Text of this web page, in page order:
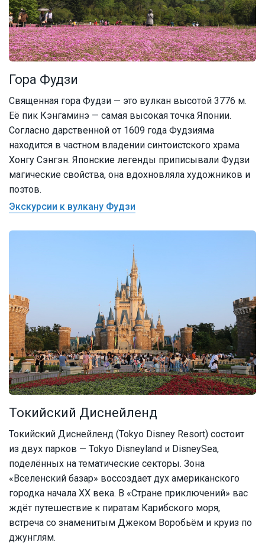
Гора Фудзи
Священная гора Фудзи — это вулкан высотой 3776 м.
Её пик Кэнгаминэ — самая высокая точка Японии.
Согласно дарственной от 1609 года Фудзияма
находится в частном владении синтоистского храма
Хонгу Сэнгэн. Японские легенды приписывали Фудзи
магические свойства, она вдохновляла художников и
поэтов.
Экскурсии к вулкану Фудзи
Токийский Диснейленд
Токийский Диснейленд (Tokyo Disney Resort) состоит
из двух парков — Tokyo Disneyland и DisneySea,
поделённых на тематические секторы. Зона
«Вселенский базар» воссоздает дух американского
городка начала XX века. В «Стране приключений» вас
ждёт путешествие к пиратам Карибского моря,
встреча со знаменитым Джеком Воробьём и круиз по
джунглям.